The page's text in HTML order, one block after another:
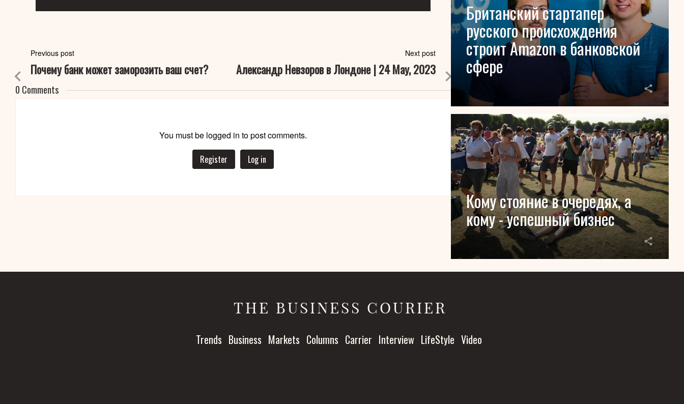
Previous post
Почему банк может заморозить ваш счет?
Next post
Александр Невзоров в Лондоне | 24 May, 2023
0 Comments
You must be logged in to post comments.
Register Log in
Британский стартапер
русского происхождения
строит Amazon в банковской
сфере
Кому стояние в очередях, а
кому - успешный бизнес
THE BUSINESS COURIER
Trends Business Markets Columns Carrier Interview LifeStyle Video